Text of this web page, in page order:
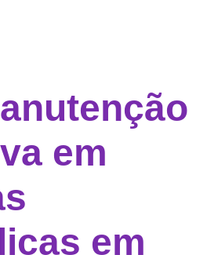
em
em